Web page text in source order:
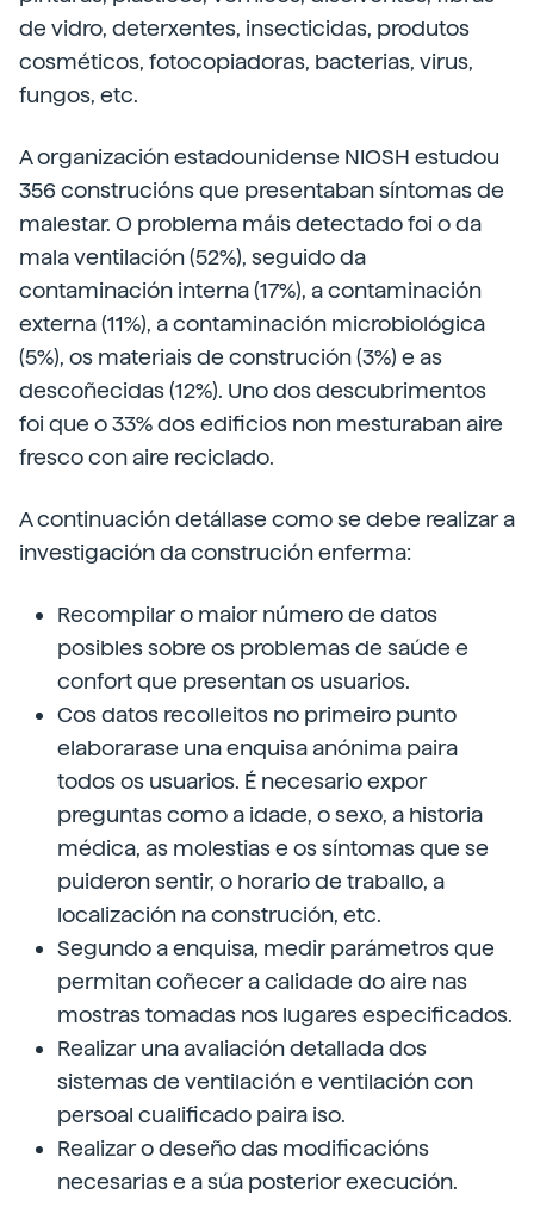
de vidro, deterxentes, insecticidas, produtos
cosméticos, fotocopiadoras, bacterias, virus,
fungos, etc.
A organización estadounidense NIOSH estudou
356 construcións que presentaban síntomas de
malestar. O problema máis detectado foi o da
mala ventilación (52%), seguido da
contaminación interna (17%), a contaminación
externa (11%), a contaminación microbiológica
(5%), os materiais de construción (3%) e as
descoñecidas (12%). Uno dos descubrimentos
foi que o 33% dos edificios non mesturaban aire
fresco con aire reciclado.
A continuación detállase como se debe realizar a
investigación da construción enferma:
Recompilar o maior número de datos
posibles sobre os problemas de saúde e
confort que presentan os usuarios.
Cos datos recolleitos no primeiro punto
elaborarase una enquisa anónima paira
todos os usuarios. É necesario expor
preguntas como a idade, o sexo, a historia
médica, as molestias e os síntomas que se
puideron sentir, o horario de traballo, a
localización na construción, etc.
Segundo a enquisa, medir parámetros que
permitan coñecer a calidade do aire nas
mostras tomadas nos lugares especificados.
Realizar una avaliación detallada dos
sistemas de ventilación e ventilación con
persoal cualificado paira iso.
Realizar o deseño das modificacións
necesarias e a súa posterior execución.